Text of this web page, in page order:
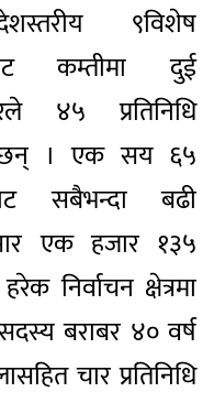
९विशेष
कम्तीमा दुई
४५ प्रतिनिधि
। एक सय ६५
सबैभन्दा बढी
एक हजार १३५
निर्वाचन क्षेत्रमा
बराबर ४० वर्ष
चार प्रतिनिधि